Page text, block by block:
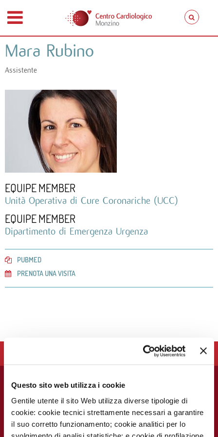
Questo sito web utilizza i cookie
Gentile utente il sito Web utilizza diverse tipologie di
cookie: cookie tecnici strettamente necessari a garantire
il suo corretto funzionamento; cookie analitici per lo
Mara Rubino
Assistente
EQUIPE MEMBER
Unità Operativa di Cure Coronariche (UCC)
EQUIPE MEMBER
Dipartimento di Emergenza Urgenza
PUBMED
PRENOTA UNA VISITA
LA FONDAZIONE IEO - CCM SUPPORTA LE ATTIVITÀ
CLINICHE E DI RICERCA DEL MONZINO. SOSTIENILA!
PER I PAZIENTI
Chi siamo
Contatti
UTILITÀ
Prenota visite ed
esami
Cerca medico
PER IL
MEDICO E
SANITARIO
Corsi online
Press Release
Notizie dal
Monzino